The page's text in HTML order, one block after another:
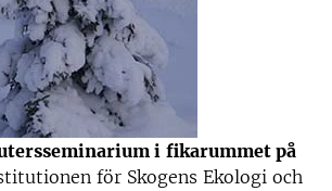
i fikarummet på
för Skogens Ekologi och